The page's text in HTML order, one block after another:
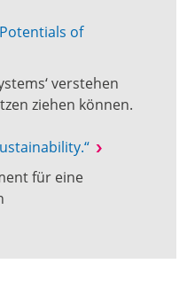
of
verstehen
ziehen können.
für eine